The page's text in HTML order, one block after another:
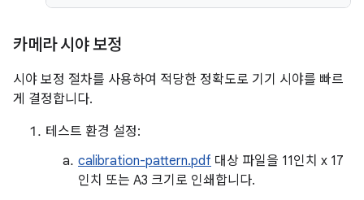
카메라 시야 보정
시야 보정 절차를 사용하여 적당한 정확도로 기기 시야를 빠르
게 결정합니다.
테스트 환경 설정:
calibration-pattern.pdf 대상 파일을 11인치 x 17
인치 또는 A3 크기로 인쇄합니다.